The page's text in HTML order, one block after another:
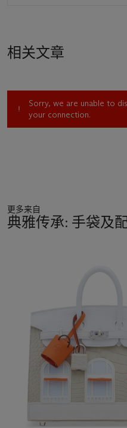
相关文章
Sorry, we are unable to
your connection.
更多来自
典雅传承: 手袋及